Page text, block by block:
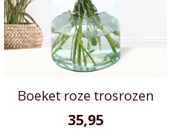
Boeket roze trosrozen
35,95